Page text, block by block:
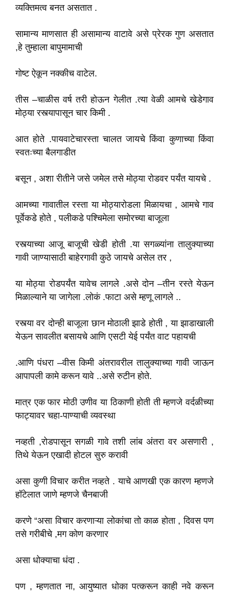
व्यक्तिमत्व बनत असतात .
सामान्य माणसात ही असामान्य वाटावे असे प्रेरक गुण असतात
,हे तुम्हाला बापुमामाची
गोष्ट ऐकून नक्कीच वाटेल.
तीस –चाळीस वर्ष तरी होऊन गेलीत .त्या वेळी आमचे खेडेगाव
मोठ्या रस्त्यापासून चार किमी .
आत होते .पायवाटेचारस्ता चालत जायचे किंवा कुणाच्या किंवा
स्वतःच्या बैलगाडीत
बसून , अशा रीतीने जसे जमेल तसे मोठ्या रोडवर पर्यंत यायचे .
आमच्या गावातील रस्ता या मोठ्यारोडला मिळायचा , आमचे गाव
पूर्वेकडे होते , पलीकडे पश्चिमेला समोरच्या बाजूला
रस्त्याच्या आजू बाजूची खेडी होती .या सगळ्यांना तालुक्याच्या
गावी जाण्यासाठी बाहेरगावी कुठे जायचे असेल तर ,
या मोठ्या रोडपर्यंत यावेच लागले .असे दोन –तीन रस्ते येऊन
मिळाल्याने या जागेला .लोकं .फाटा असे म्हणू लागले ..
रस्त्या वर दोन्ही बाजूला छान मोठाली झाडे होती , या झाडाखाली
येऊन सावलीत बसायचे आणि एसटी येई पर्यंत वाट पहायची
.आणि पंधरा –वीस किमी अंतरावरील तालुक्याच्या गावी जाऊन
आपापली कामे करून यावे ..असे रुटीन होते.
मात्र एक फार मोठी उणीव या ठिकाणी होती ती म्हणजे वर्दळीच्या
फाट्यावर चहा-पाण्याची व्यवस्था
नव्हती ,रोडपासून सगळी गावे तशी लांब अंतरा वर असणारी ,
तिथे येऊन एखादी होटल सुरु करावी
असा कुणी विचार करीत नव्हते . याचे आणखी एक कारण म्हणजे
हॉटेलात जाणे म्हणजे चैनबाजी
करणे “असा विचार करणाऱ्या लोकांचा तो काळ होता , दिवस पण
तसे गरीबीचे ,मग कोण करणार
असा धोक्याचा धंदा .
पण , म्हणतात ना, आयुष्यात धोका पत्करून काही नवे करून